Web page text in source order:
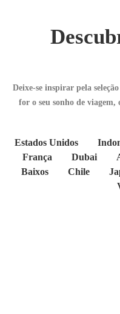
Deixe-se inspirar pela
for o seu sonho de
Estados Unidos
França
Dubai
Baixos
Chile